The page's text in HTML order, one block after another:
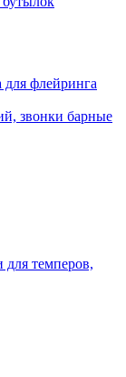
флейринга
звонки барные
для темперов,